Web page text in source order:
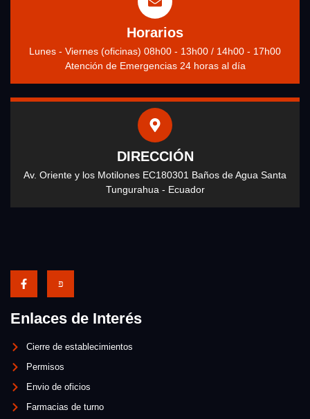
Horarios
Lunes - Viernes (oficinas) 08h00 - 13h00 / 14h00 - 17h00
Atención de Emergencias 24 horas al día
DIRECCIÓN
Av. Oriente y los Motilones EC180301 Baños de Agua Santa
Tungurahua - Ecuador
Enlaces de Interés
Cierre de establecimientos
Permisos
Envio de oficios
Farmacias de turno